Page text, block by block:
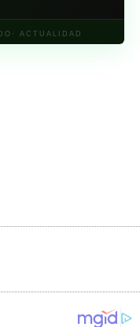
ACTUALIDAD